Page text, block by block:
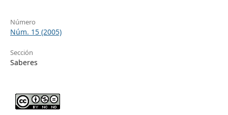
Número
Núm. 15 (2005)
Sección
Saberes